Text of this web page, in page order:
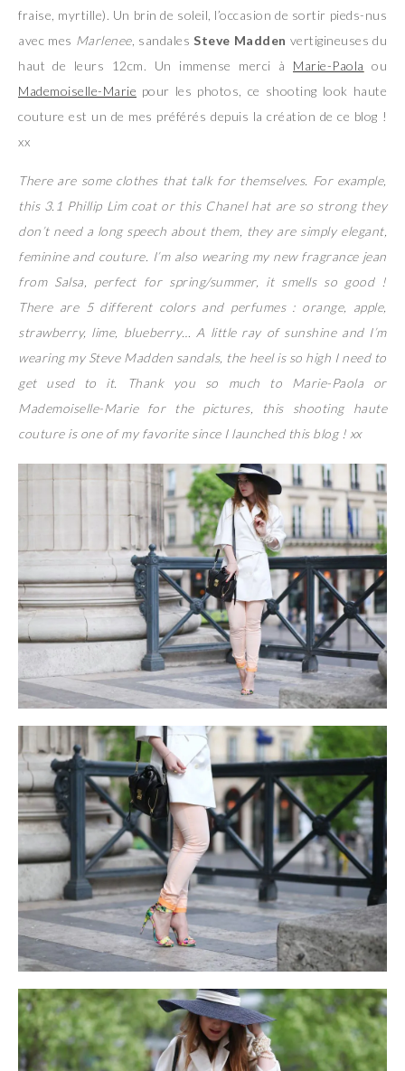
fraise, myrtille). Un brin de soleil, l’occasion de sortir pieds-nus
avec mes Marlenee, sandales Steve Madden vertigineuses du
haut de leurs 12cm. Un immense merci à Marie-Paola ou
Mademoiselle-Marie pour les photos, ce shooting look haute
couture est un de mes préférés depuis la création de ce blog !
xx
There are some clothes that talk for themselves. For example,
this 3.1 Phillip Lim coat or this Chanel hat are so strong they
don’t need a long speech about them, they are simply elegant,
feminine and couture. I’m also wearing my new fragrance jean
from Salsa, perfect for spring/summer, it smells so good !
There are 5 different colors and perfumes : orange, apple,
strawberry, lime, blueberry… A little ray of sunshine and I’m
wearing my Steve Madden sandals, the heel is so high I need to
get used to it. Thank you so much to Marie-Paola or
Mademoiselle-Marie for the pictures, this shooting haute
couture is one of my favorite since I launched this blog ! xx